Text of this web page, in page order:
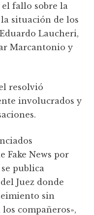
fallo sobre la
la situación de los
Laucheri,
Marcantonio y
resolvió
involucrados y
Fake News por
publica
Juez donde
sin
compañeros»,